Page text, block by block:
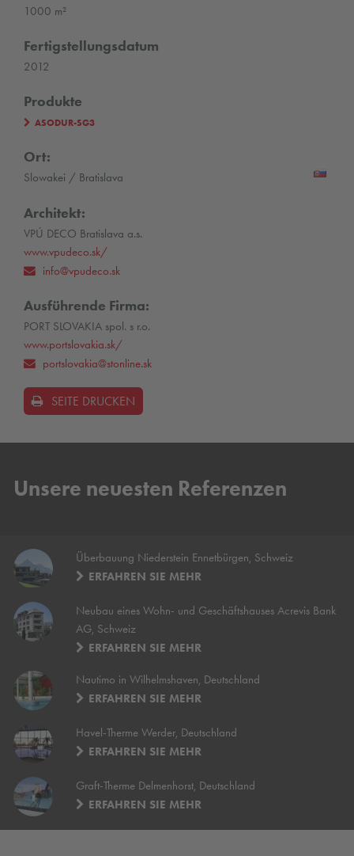
1000 m²
Fertigstellungsdatum
2012
Produkte
ASODUR-SG3
Ort:
Slowakei / Bratislava
Architekt:
VPÚ DECO Bratislava a.s.
www.vpudeco.sk/
info@vpudeco.sk
Ausführende Firma:
PORT SLOVAKIA spol. s r.o.
www.portslovakia.sk/
portslovakia@stonline.sk
SEITE DRUCKEN
Unsere neuesten Referenzen
Überbauung Niederstein Ennetbürgen, Schweiz
ERFAHREN SIE MEHR
Neubau eines Wohn- und Geschäftshauses Acrevis Bank
AG, Schweiz
ERFAHREN SIE MEHR
Nautimo in Wilhelmshaven, Deutschland
ERFAHREN SIE MEHR
Havel-Therme Werder, Deutschland
ERFAHREN SIE MEHR
Graft-Therme Delmenhorst, Deutschland
ERFAHREN SIE MEHR